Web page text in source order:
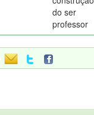
do ser
professor